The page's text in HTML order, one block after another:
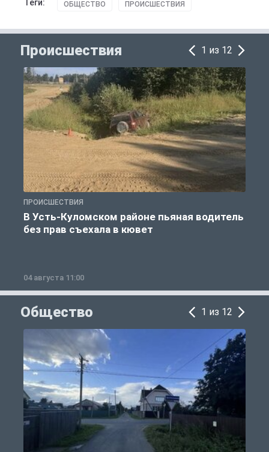
Теги: ОБЩЕСТВО ПРОИСШЕСТВИЯ
Происшествия 1 из 12
ПРОИСШЕСТВИЯ
В Усть-Куломском районе пьяная водитель
без прав съехала в кювет
04 августа 11:00
Общество 1 из 12